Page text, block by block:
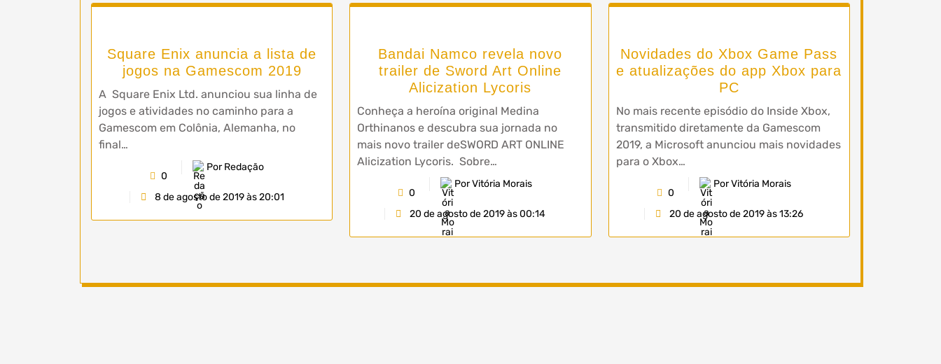
Square Enix anuncia a lista de
jogos na Gamescom 2019
A Square Enix Ltd. anunciou sua linha de
jogos e atividades no caminho para a
Gamescom em Colônia, Alemanha, no
final…
0
Por Redação
8 de agosto de 2019 às 20:01
Bandai Namco revela novo
trailer de Sword Art Online
Alicization Lycoris
Conheça a heroína original Medina
Orthinanos e descubra sua jornada no
mais novo trailer deSWORD ART ONLINE
Alicization Lycoris. Sobre…
0
Por Vitória Morais
20 de agosto de 2019 às 00:14
Novidades do Xbox Game Pass
e atualizações do app Xbox para
PC
No mais recente episódio do Inside Xbox,
transmitido diretamente da Gamescom
2019, a Microsoft anunciou mais novidades
para o Xbox…
0
Por Vitória Morais
20 de agosto de 2019 às 13:26